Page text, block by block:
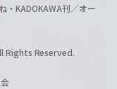
KADOKAWA刊／オー
Rights Reserved.